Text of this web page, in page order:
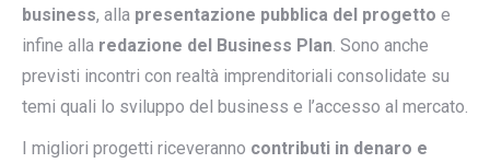
business, alla presentazione pubblica del progetto e
infine alla redazione del Business Plan. Sono anche
previsti incontri con realtà imprenditoriali consolidate su
temi quali lo sviluppo del business e l’accesso al mercato.
I migliori progetti riceveranno contributi in denaro e